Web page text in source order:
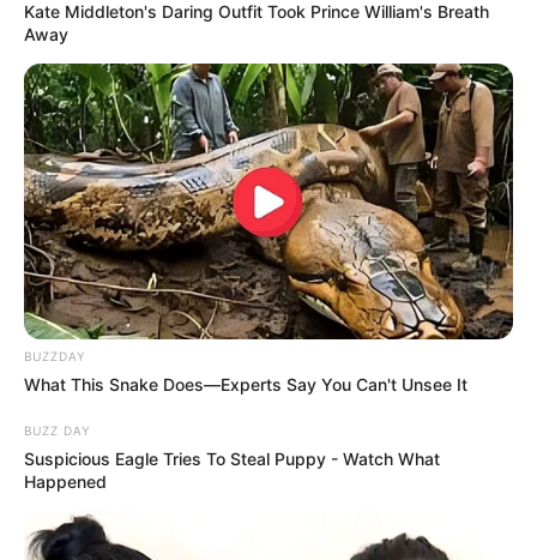
LIHAT ARTIKEL LAINNYA
Sejarah Wig, Tren Rambut
Bangsa Eropa Kuno
Kate Middleton's Daring Outfit Took Prince William's Breath
Away
BUZZDAY
What This Snake Does—Experts Say You Can't Unsee It
BUZZ DAY
Suspicious Eagle Tries To Steal Puppy - Watch What
Happened